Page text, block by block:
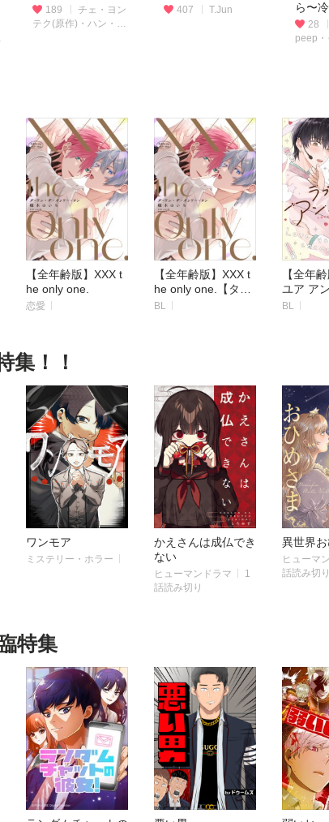
189
チェ・ヨン
テク(原作)・ハン・ガ
407 T.Jun
ら〜
すぎ
版）
28
peep・
【全年齢版】XXX t
he only one.
恋愛
【全年齢版】XXX t
he only one.【タテ
ヨミ】
BL
【全年
ユア ア
【タテヨ
BL
集！！
ワンモア
ミステリー・ホラー
かえさんは成仏でき
ない
ヒューマンドラマ
1
話読み切り
異世界
ヒューマ
話読み切り
特集